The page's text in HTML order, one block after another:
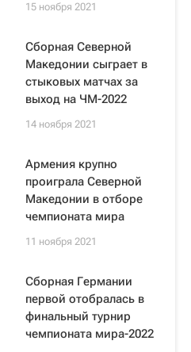
15 ноября 2021
Сборная Северной
Македонии сыграет в
стыковых матчах за
выход на ЧМ-2022
14 ноября 2021
Армения крупно
проиграла Северной
Македонии в отборе
чемпионата мира
11 ноября 2021
Сборная Германии
первой отобралась в
финальный турнир
чемпионата мира-2022